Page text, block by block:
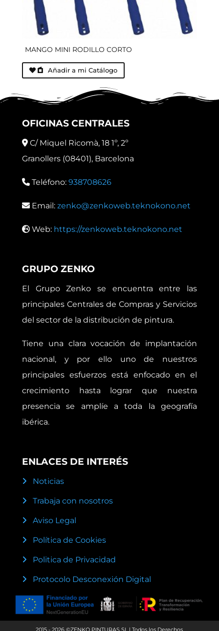
MANGO MINI RODILLO CORTO
Añadir a mi Catálogo
OFICINAS CENTRALES
C/ Miquel Ricomà, 18 1º, 2º
Granollers (08401), Barcelona
Teléfono: 938708626
Email: zenko@zenkoweb.teknokono.net
Web: https://zenkoweb.teknokono.net
GRUPO ZENKO
El Grupo Zenko se encuentra entre las
principales Centrales de Compras y Servicios
del sector de la distribución de pintura.
Tiene una clara vocación de implantación
nacional, y por ello uno de nuestros
principales esfuerzos está enfocado en el
crecimiento hasta lograr que nuestra
presencia se amplíe a toda la geografía
ibérica.
ENLACES DE INTERÉS
Noticias
Trabaja con nosotros
Aviso Legal
Política de Cookies
Politica de Privacidad
Protocolo Desconexión Digital
2015 - 2026 ©ZENKO PINTURAS SL | Todos los Derechos